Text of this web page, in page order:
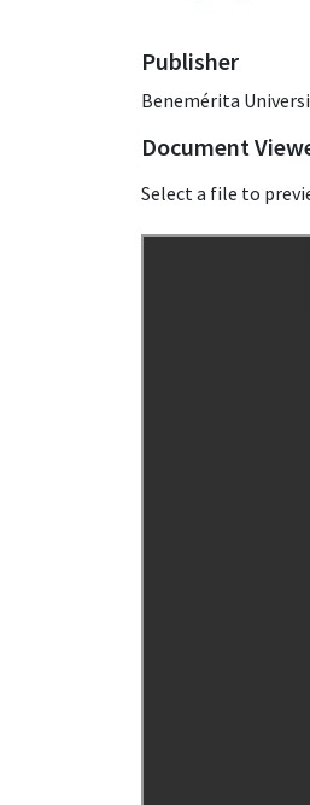
Publisher
Benemérita
Document
Select a file to